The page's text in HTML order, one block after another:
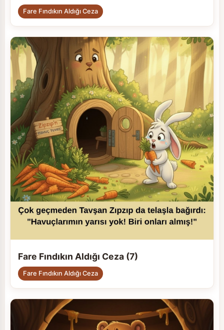
Fare Fındıkın Aldığı Ceza
Fare Fındıkın Aldığı Ceza (7)
Fare Fındıkın Aldığı Ceza